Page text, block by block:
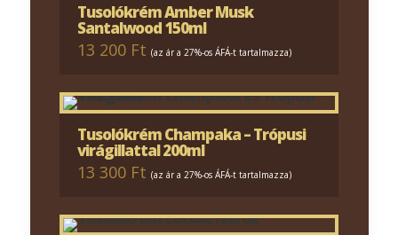
Tusolókrém Amber Musk
Santalwood 150ml
13 200 Ft (az ár a 27%-os ÁFÁ-t tartalmazza)
Tusolókrém Champaka – Trópusi
virágillattal 200ml
13 300 Ft (az ár a 27%-os ÁFÁ-t tartalmazza)